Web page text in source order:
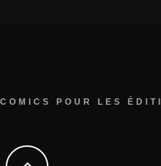
POUR LES